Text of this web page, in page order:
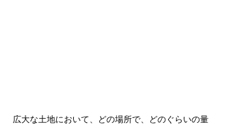
広大な土地において、どの場所で、どのぐらいの量